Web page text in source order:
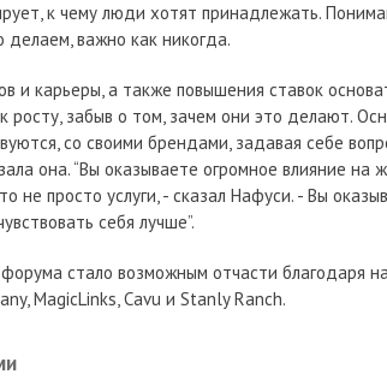
к чему люди хотят принадлежать.
важно как никогда.
и карьеры, а также повышения ставок
росту, забыв о том, зачем они это делают.
со своими брендами, задавая себе
она. “Вы оказываете огромное влияние
не просто услуги, - сказал Нафуси. - Вы
себя лучше”.
форума стало возможным отчасти благодаря
MagicLinks, Cavu и Stanly Ranch.